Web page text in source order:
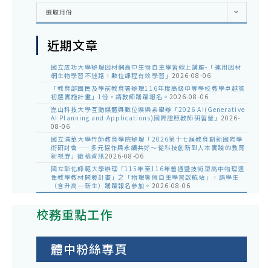
彙
選取月份
近期文章
國立成功大學辦理因材網高中生物自主學習線上講座-「運用因材
網生物學習不迷路！數位課程有效學習」 2026-08-06
「教育部國民及學前教育署辦理116年度高級中等學校教學卓越獎
初選實施計畫」1份，請教師踴躍報名。 2026-08-06
崑山科技大學互動媒體與數位娛樂系舉辦「2026 AI(Generative
AI Planning and Applications)國際證照教師研習營」 2026-
08-06
國立清華大學竹師教育學院辦理「2026第十七屆教育創新國際學
術研討會——多元協作與永續共好～從科技創新到人本實踐的教育
新視野」徵稿資訊2026-08-06
國立彰化師範大學辦理「115年至116年普通暨技術型高中物理適
性教學教材開發計畫」之「物理暑假自主學習啟航站」，請學生
（含升高一新生）踴躍報名參加。 2026-08-06
校務重點工作
體中粉絲專頁